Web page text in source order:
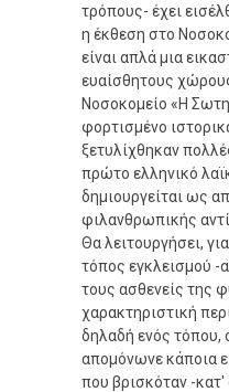
τρόπους- έχει
η έκθεση στο
είναι απλά μια
ευαίσθητους
Νοσοκομείο «Η
φορτισμένο
ξετυλίχθηκαν
πρώτο ελληνικό
δημιουργείται ως
φιλανθρωπικής
Θα λειτουργήσει,
τόπος εγκλεισμού -
τους ασθενείς της
χαρακτηριστική
δηλαδή ενός τόπου,
απομόνωνε κάποια
που βρισκόταν -